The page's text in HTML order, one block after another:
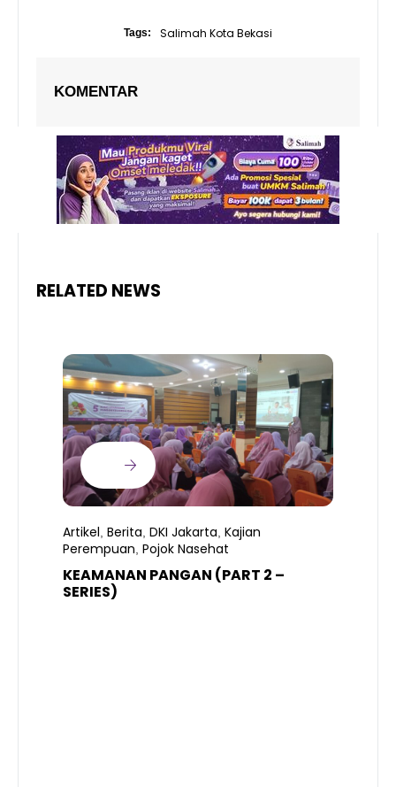
Tags: Salimah Kota Bekasi
KOMENTAR
RELATED NEWS
Artikel Berita DKI Jakarta Kajian
Perempuan Pojok Nasehat
KEAMANAN PANGAN (PART 2 –
SERIES)